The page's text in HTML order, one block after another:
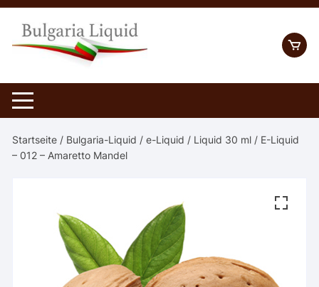
Skip
content
Startseite / Bulgaria-Liquid /e-Liquid / Liquid 30 ml / E-Liquid
– 012 – Amaretto Mandel